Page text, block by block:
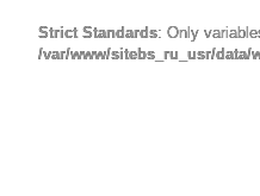
Strict Standards: Only
/var/www/sitebs_ru_usr/